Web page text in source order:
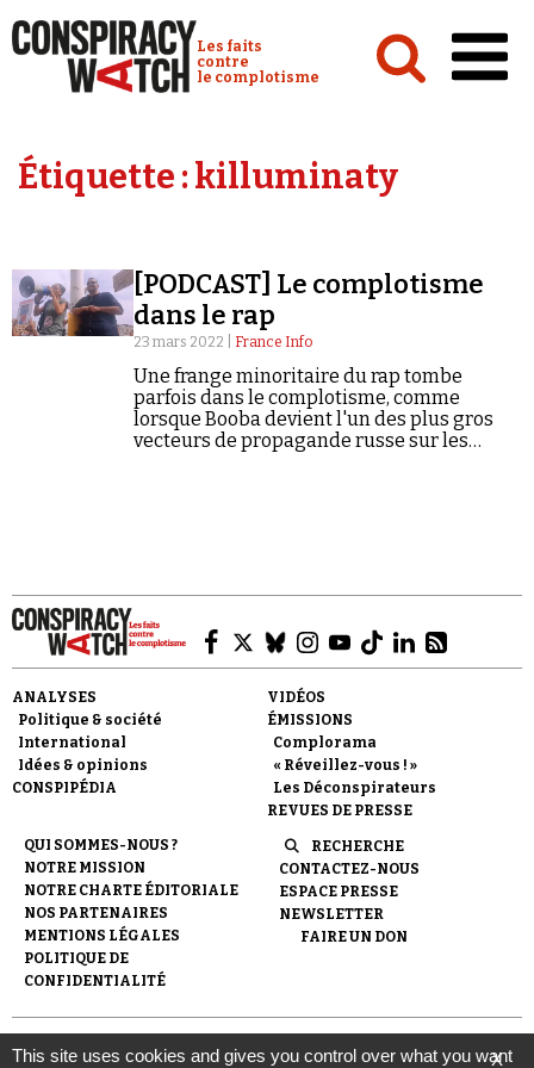
Conspiracy Watch :
Les faits
contre
le complotisme
Analyses
Vidéos
Émissions
Revues de presse
Faire un don
Demander à Vera
Étiquette :killuminaty
[PODCAST] Le complotisme
dans le rap
23 mars 2022 | France Info
Une frange minoritaire du rap tombe
parfois dans le complotisme, comme
lorsque Booba devient l'un des plus gros
vecteurs de propagande russe sur les
ANALYSES
Politique & société
International
Idées & opinions
CONSPIPÉDIA
VIDÉOS
ÉMISSIONS
Complorama
« Réveillez-vous ! »
Les Déconspirateurs
REVUES DE PRESSE
QUI SOMMES-NOUS ?
NOTRE MISSION
NOTRE CHARTE ÉDITORIALE
NOS PARTENAIRES
MENTIONS LÉGALES
POLITIQUE DE
CONFIDENTIALITÉ
RECHERCHE
CONTACTEZ-NOUS
ESPACE PRESSE
NEWSLETTER
FAIRE UN DON
© 2007- 2026 Conspiracy Watch | Une réalisation de
l'Observatoire du conspirationnisme (association loi de 1901) avec
X
This site uses cookies and gives you control over what you want